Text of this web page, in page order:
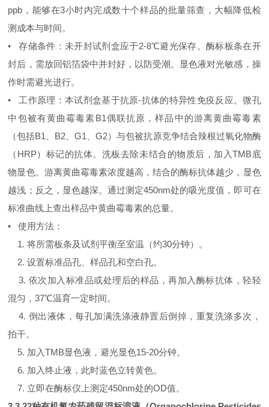
ppb，能够在3小时内完成数十个样品的批量筛查，大幅降低检
测成本与时间。
• 存储条件：未开封试剂盒应于2-8℃避光保存。酶标板条在开
封后，需放回铝箔袋中并封好，以防受潮。显色液对光敏感，操
作时需避光进行。
• 工作原理：本试剂盒基于抗原-抗体的特异性免疫反应。微孔
中包被有黄曲霉毒素B1偶联抗原，样品中的游离黄曲霉毒素
（包括B1、B2、G1、G2）与包被抗原竞争结合辣根过氧化物酶
（HRP）标记的抗体。洗板去除未结合的物质后，加入TMB底
物显色。游离黄曲霉毒素浓度越高，结合的酶标抗体越少，显色
越浅；反之，显色越深。通过测定450nm处的吸光度值，即可在
标准曲线上查出样品中黄曲霉毒素的总量。
• 使用方法：
1. 将所需板条及试剂平衡至室温（约30分钟）。
2. 设置标准品孔、样品孔和空白孔。
3. 依次加入标准品或处理后的样品，再加入酶标抗体，轻轻
混匀，37℃温育一定时间。
4. 倒出液体，每孔加满洗涤液静置后倒掉，重复洗涤多次，
拍干。
5. 加入TMB显色液，避光显色15-20分钟。
6. 加入终止液，此时蓝色立转黄色。
7. 立即在酶标仪上测定450nm处的OD值。